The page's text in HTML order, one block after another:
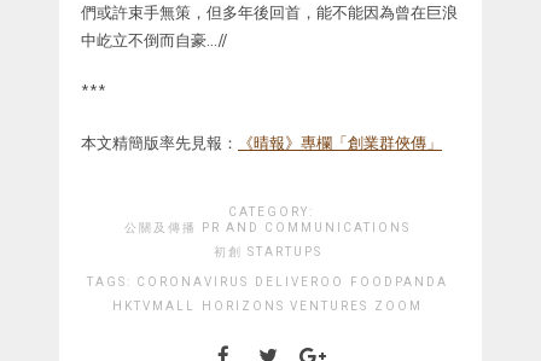
們或許束手無策，但多年後回首，能不能因為曾在巨浪
中屹立不倒而自豪…//
***
本文精簡版率先見報： 《晴報》專欄「創業群俠傳」
CATEGORY:
公關及傳播 PR AND COMMUNICATIONS
初創 STARTUPS
TAGS: CORONAVIRUS DELIVEROO
FOODPANDA
HKTVMALL
HORIZONS VENTURES ZOOM